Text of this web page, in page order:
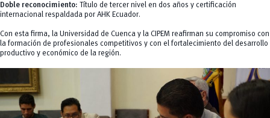
Doble reconocimiento: Título de tercer nivel en dos años y certificación
internacional respaldada por AHK Ecuador.
Con esta firma, la Universidad de Cuenca y la CIPEM reafirman su compromiso con
la formación de profesionales competitivos y con el fortalecimiento del desarrollo
productivo y económico de la región.